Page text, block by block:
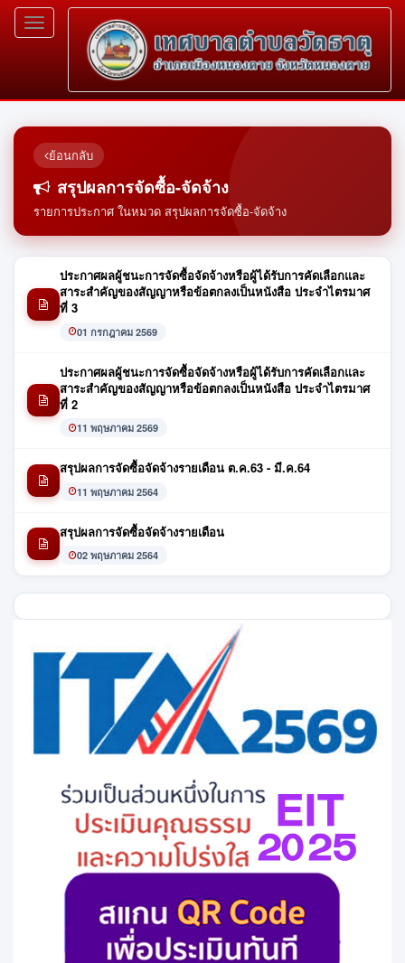
Toggle
navigation
ย้อนกลับ
สรุปผลการจัดซื้อ-จัดจ้าง
รายการประกาศ ในหมวด สรุปผลการจัดซื้อ-จัดจ้าง
ประกาศผลผู้ชนะการจัดซื้อจัดจ้างหรือผู้ได้รับการคัดเลือกและ
สาระสำคัญของสัญญาหรือข้อตกลงเป็นหนังสือ ประจำไตรมาศ
ที่ 3
01 กรกฎาคม 2569
ประกาศผลผู้ชนะการจัดซื้อจัดจ้างหรือผู้ได้รับการคัดเลือกและ
สาระสำคัญของสัญญาหรือข้อตกลงเป็นหนังสือ ประจำไตรมาศ
ที่ 2
11 พฤษภาคม 2569
สรุปผลการจัดซื้อจัดจ้างรายเดือน ต.ค.63 - มี.ค.64
11 พฤษภาคม 2564
สรุปผลการจัดซื้อจัดจ้างรายเดือน
02 พฤษภาคม 2564